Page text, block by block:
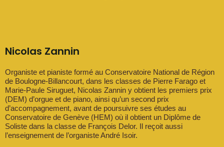
Nicolas Zannin
Organiste et pianiste formé au Conservatoire National de Région
de Boulogne-Billancourt, dans les classes de Pierre Farago et
Marie-Paule Siruguet, Nicolas Zannin y obtient les premiers prix
(DEM) d’orgue et de piano, ainsi qu’un second prix
d’accompagnement, avant de poursuivre ses études au
Conservatoire de Genève (HEM) où il obtient un Diplôme de
Soliste dans la classe de François Delor. Il reçoit aussi
l’enseignement de l’organiste André Isoir.